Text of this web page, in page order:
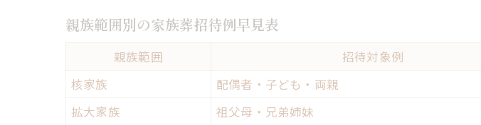
親族範囲別の家族葬招待例早見表
親族範囲 招待対象例
核家族
配偶者・子ども・両親
拡大家族
祖父母・兄弟姉妹